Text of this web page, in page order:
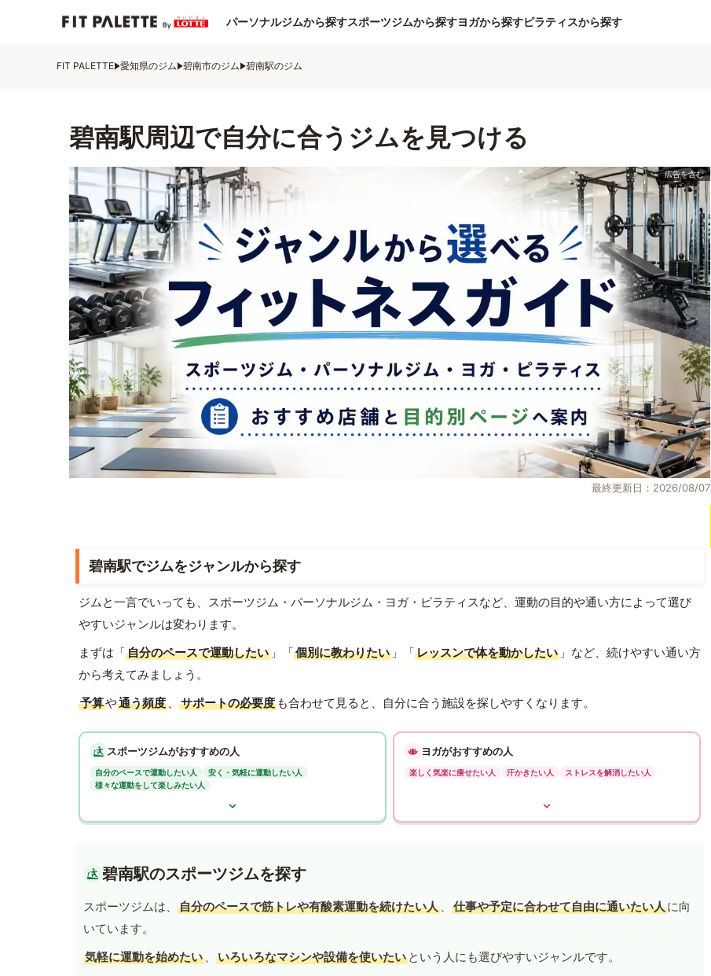
パーソナルジムから探すスポーツジムから探すヨガから探すピラティスから探す
FIT PALETTE 愛知県のジム 碧南市のジム 碧南駅のジム
碧南駅周辺で自分に合うジムを見つける
最終更新日：2026/08/07
碧南駅でジムをジャンルから探す
ジムと一言でいっても、スポーツジム・パーソナルジム・ヨガ・ピラティスなど、運動の目的や通い方によって選び
やすいジャンルは変わります。
まずは「自分のペースで運動したい 」「個別に教わりたい 」「レッスンで体を動かしたい 」など、続けやすい通い方
から考えてみましょう。
予算や通う頻度 、 サポートの必要度 も合わせて見ると、自分に合う施設を探しやすくなります。
スポーツジムがおすすめの人
自分のペースで運動したい人
安く・気軽に運動したい人
様々な運動をして楽しみたい人
ヨガがおすすめの人
楽しく気楽に痩せたい人 汗かきたい人 ストレスを解消したい人
碧南駅のスポーツジムを探す
スポーツジムは、 自分のペースで筋トレや有酸素運動を続けたい人 、 仕事や予定に合わせて自由に通いたい人に向
いています。
気軽に運動を始めたい 、 いろいろなマシンや設備を使いたい という人にも選びやすいジャンルです。